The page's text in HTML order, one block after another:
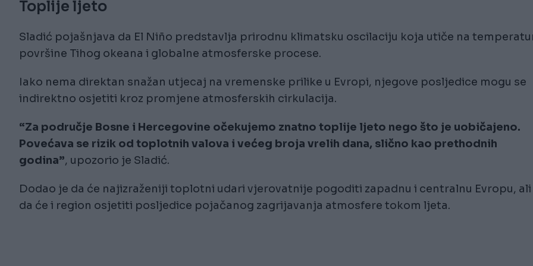
Toplije ljeto
Sladić pojašnjava da El Niño predstavlja prirodnu klimatsku oscilaciju koja utiče na
površine Tihog okeana i globalne atmosferske procese.
Iako nema direktan snažan utjecaj na vremenske prilike u Evropi, njegove posljedice mogu se
indirektno osjetiti kroz promjene atmosferskih cirkulacija.
“Za područje Bosne i Hercegovine očekujemo znatno toplije ljeto nego što je uobičajeno.
Povećava se rizik od toplotnih valova i većeg broja vrelih dana, slično kao prethodnih
godina”, upozorio je Sladić.
Dodao je da će najizraženiji toplotni udari vjerovatnije pogoditi zapadnu i centralnu Evropu, ali
da će i region osjetiti posljedice pojačanog zagrijavanja atmosfere tokom ljeta.